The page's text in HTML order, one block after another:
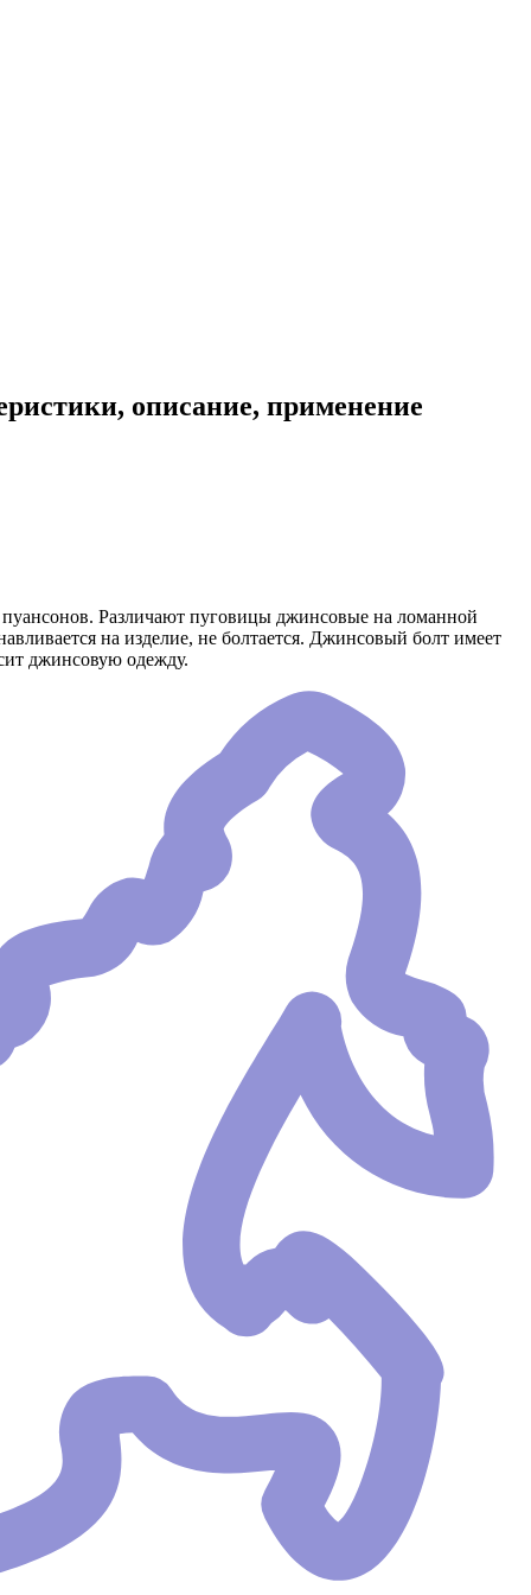
описание, применение
Различают пуговицы джинсовые на ломанной
на изделие, не болтается. Джинсовый болт имеет
джинсовую одежду.